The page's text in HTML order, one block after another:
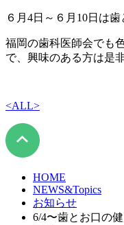
６月4日～６月10日は
福岡の歯科医師会でも
で、興味のある方は是
<ALL>
HOME
NEWS&Topics
お知らせ
6/4〜歯とお口の